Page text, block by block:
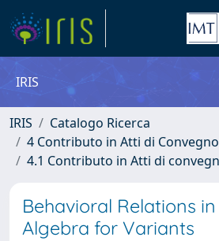
IRIS
IRIS
Catalogo Ricerca
4 Contributo in Atti di
4.1 Contributo in Atti di
Behavioral Relations
Algebra for Variants